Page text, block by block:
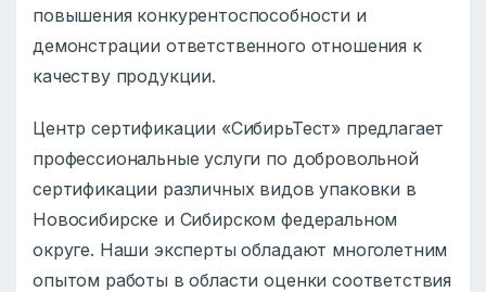
повышения конкурентоспособности и
демонстрации ответственного отношения к
качеству продукции.
Центр сертификации «СибирьТест» предлагает
профессиональные услуги по добровольной
сертификации различных видов упаковки в
Новосибирске и Сибирском федеральном
округе. Наши эксперты обладают многолетним
опытом работы в области оценки соответствия